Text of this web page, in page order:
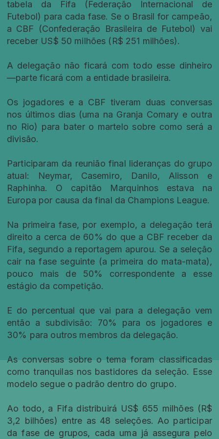
tabela da Fifa (Federação Internacional de
Futebol) para cada fase. Se o Brasil for campeão,
a CBF (Confederação Brasileira de Futebol) vai
receber US$ 50 milhões (R$ 251 milhões).
A delegação não ficará com todo esse dinheiro
—parte ficará com a entidade brasileira.
Os jogadores e a CBF tiveram duas conversas
nos últimos dias (uma na Granja Comary e outra
no Rio) para bater o martelo sobre como será a
divisão.
Participaram da reunião final lideranças do grupo
atual: Neymar, Casemiro, Danilo, Alisson e
Raphinha. O capitão Marquinhos estava na
Europa por causa da final da Champions League.
Na primeira fase, por exemplo, a delegação terá
direito a cerca de 60% do que a CBF receber da
Fifa, segundo a reportagem apurou. Se a seleção
cair na fase seguinte (a primeira do mata-mata),
pouco mais de 50% correspondente a esse
estágio da competição.
E do percentual que vai para a delegação vem
então a subdivisão: 70% para os jogadores e
30% para outros membros da delegação.
As conversas sobre o tema foram classificadas
como tranquilas nos bastidores da seleção. Esse
modelo segue o padrão dentro do grupo.
Ao todo, a Fifa distribuirá US$ 655 milhões (R$
3,2 bilhões) entre as 48 seleções. Ao participar
da fase de grupos, cada uma já assegura pelo